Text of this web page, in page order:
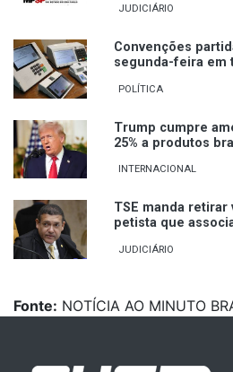
JUDICIÁRIO
Convenções
segunda-feira em
POLÍTICA
Trump cumpre
25% a produtos
INTERNACIONAL
TSE manda
petista que
JUDICIÁRIO
Fonte: NOTÍCIA AO MINUTO